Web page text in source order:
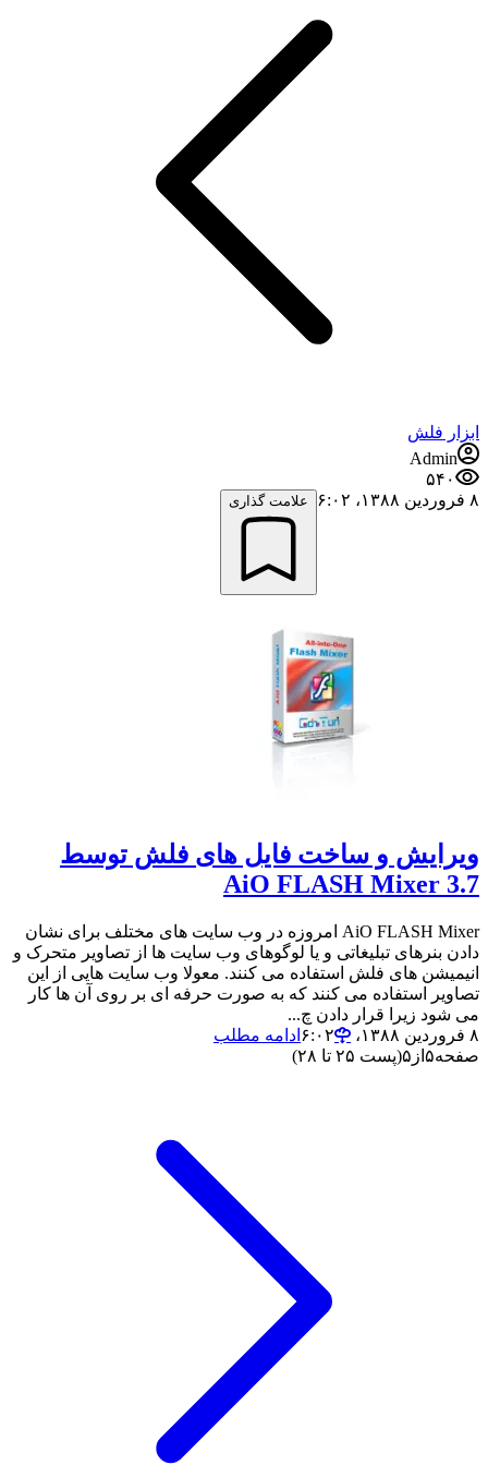
ابزار فلش
Admin
۵۴۰
۸ فروردین ۱۳۸۸،‏ ۶:۰۲
علامت گذاری
ویرایش و ساخت فایل های فلش توسط
AiO FLASH Mixer 3.7
AiO FLASH Mixer امروزه در وب سایت های مختلف برای نشان
دادن بنرهای تبلیغاتی و یا لوگوهای وب سایت ها از تصاویر متحرک و
انیمیشن های فلش استفاده می کنند. معولا وب سایت هایی از این
تصاویر استفاده می کنند که به صورت حرفه ای بر روی آن ها کار
می شود زیرا قرار دادن چ...
۸ فروردین ۱۳۸۸،‏ ۶:۰۲
ادامه مطلب
صفحه۵ از ۵(پست ۲۵ تا ۲۸)